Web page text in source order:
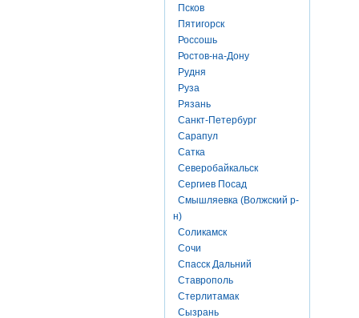
Псков
Пятигорск
Россошь
Ростов-на-Дону
Рудня
Руза
Рязань
Санкт-Петербург
Сарапул
Сатка
Северобайкальск
Сергиев Посад
Смышляевка (Волжский р-
н)
Соликамск
Сочи
Спасск Дальний
Ставрополь
Стерлитамак
Сызрань